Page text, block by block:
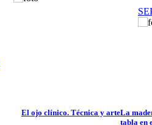
El ojo clínico. Técnica y arteLa
tabla en